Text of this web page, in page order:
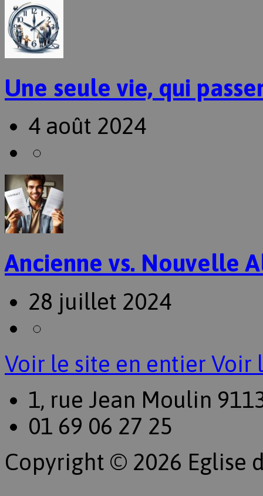
Une seule vie, qui
4 août 2024
Ancienne vs. Nouvelle
28 juillet 2024
Voir le site en entier Voir
1, rue Jean Moulin
01 69 06 27 25
Copyright © 2026 Eglise